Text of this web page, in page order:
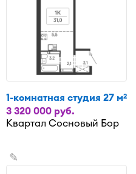
1-комнатная студия 27 м2
3 320 000 руб.
Квартал Сосновый Бор
✎